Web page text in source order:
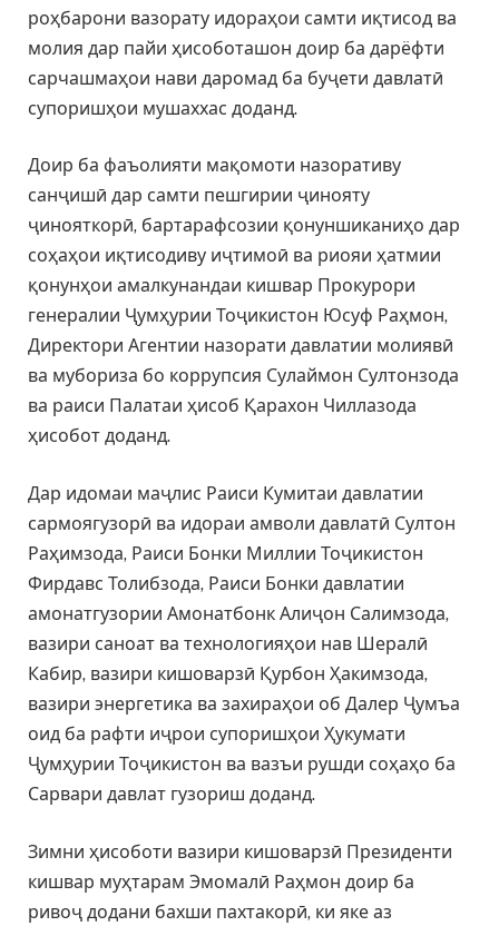
роҳбарони вазорату идораҳои самти иқтисод ва
молия дар пайи ҳисоботашон доир ба дарёфти
сарчашмаҳои нави даромад ба буҷети давлатӣ
супоришҳои мушаххас доданд.
Доир ба фаъолияти мақомоти назоративу
санҷишӣ дар самти пешгирии ҷинояту
ҷинояткорӣ, бартарафсозии қонуншиканиҳо дар
соҳаҳои иқтисодиву иҷтимоӣ ва риояи ҳатмии
қонунҳои амалкунандаи кишвар Прокурори
генералии Ҷумҳурии Тоҷикистон Юсуф Раҳмон,
Директори Агентии назорати давлатии молиявӣ
ва мубориза бо коррупсия Сулаймон Султонзода
ва раиси Палатаи ҳисоб Қарахон Чиллазода
ҳисобот доданд.
Дар идомаи маҷлис Раиси Кумитаи давлатии
сармоягузорӣ ва идораи амволи давлатӣ Султон
Раҳимзода, Раиси Бонки Миллии Тоҷикистон
Фирдавс Толибзода, Раиси Бонки давлатии
амонатгузории Амонатбонк Алиҷон Салимзода,
вазири саноат ва технологияҳои нав Шералӣ
Кабир, вазири кишоварзӣ Қурбон Ҳакимзода,
вазири энергетика ва захираҳои об Далер Ҷумъа
оид ба рафти иҷрои супоришҳои Ҳукумати
Ҷумҳурии Тоҷикистон ва вазъи рушди соҳаҳо ба
Сарвари давлат гузориш доданд.
Зимни ҳисоботи вазири кишоварзӣ Президенти
кишвар муҳтарам Эмомалӣ Раҳмон доир ба
ривоҷ додани бахши пахтакорӣ, ки яке аз